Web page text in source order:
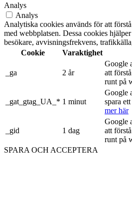
Analys
Analys
Analytiska cookies används för att
med webbplatsen. Dessa cookies
besökare, avvisningsfrekvens,
Cookie
Varaktighet
_ga 2 år
Google
att
runt på
_gat_gtag_UA_* 1 minut
Google
spara
mer här
_gid 1 dag
Google
att
runt på
SPARA OCH ACCEPTERA